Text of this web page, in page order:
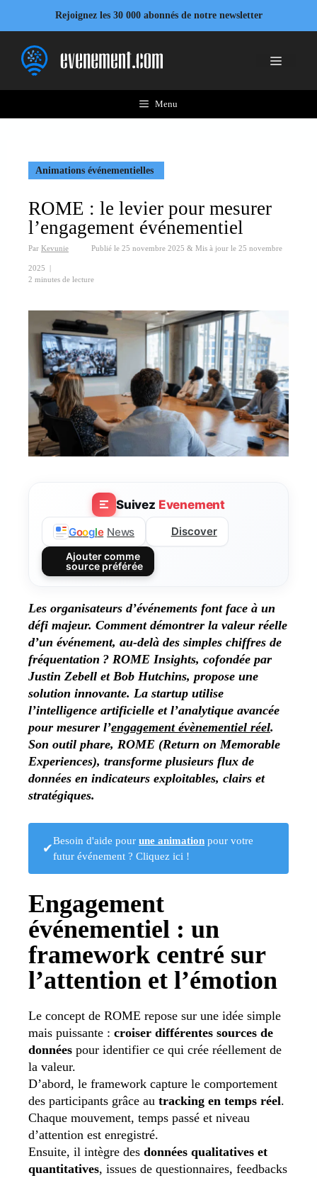
contenu
Rejoignez les 30 000 abonnés de notre newsletter
Menu
Menu
Animations événementielles
ROME : le levier pour mesurer
l’engagement événementiel
Par Kevunie Publié le 25 novembre 2025 & Mis à jour le 25 novembre
2025 |
2 minutes de lecture
Suivez Evenement
Google News Discover
Ajouter comme
source préférée
Les organisateurs d’événements font face à un
défi majeur. Comment démontrer la valeur réelle
d’un événement, au-delà des simples chiffres de
fréquentation ? ROME Insights, cofondée par
Justin Zebell et Bob Hutchins, propose une
solution innovante. La startup utilise
l’intelligence artificielle et l’analytique avancée
pour mesurer l’engagement évènementiel réel.
Son outil phare, ROME (Return on Memorable
Experiences), transforme plusieurs flux de
données en indicateurs exploitables, clairs et
stratégiques.
✔
Besoin d'aide pour une animation pour votre
futur événement ? Cliquez ici !
Engagement
événementiel : un
framework centré sur
l’attention et l’émotion
Le concept de ROME repose sur une idée simple
mais puissante : croiser différentes sources de
données pour identifier ce qui crée réellement de
la valeur.
D’abord, le framework capture le comportement
des participants grâce au tracking en temps réel.
Chaque mouvement, temps passé et niveau
d’attention est enregistré.
Ensuite, il intègre des données qualitatives et
quantitatives, issues de questionnaires, feedbacks